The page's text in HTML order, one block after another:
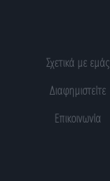
Σχετικά με εμάς
Διαφημιστείτε
Επικοινωνία